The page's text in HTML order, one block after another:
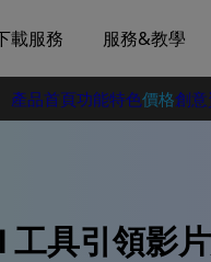
載服務 服務&教學
產品首頁功能特色價格創
工具引領影